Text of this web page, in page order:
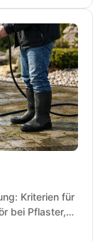
Kriterien für
bei Pflaster,